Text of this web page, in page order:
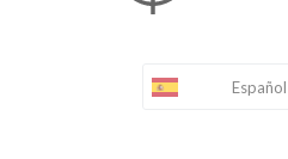
Español